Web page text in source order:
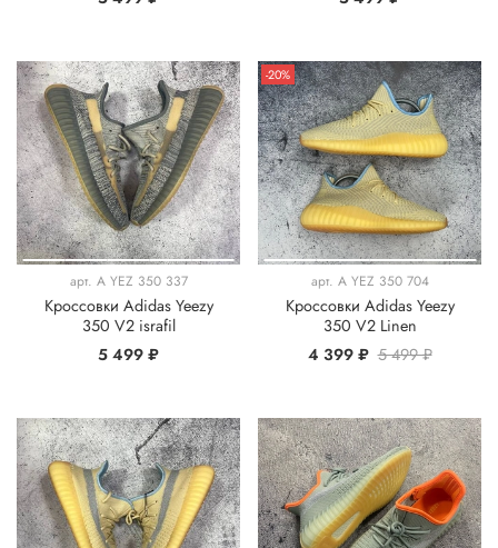
арт. A YEZ 350 337
Кроссовки Adidas Yeezy
350 V2 israfil
5 499 ₽
-20%
арт. A YEZ 350 704
Кроссовки Adidas Yeezy
350 V2 Linen
4 399 ₽ 5 499 ₽